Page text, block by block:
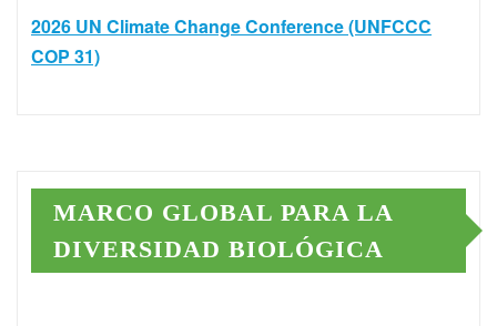
2026 UN Climate Change Conference (UNFCCC
COP 31)
MARCO GLOBAL PARA LA
DIVERSIDAD BIOLÓGICA